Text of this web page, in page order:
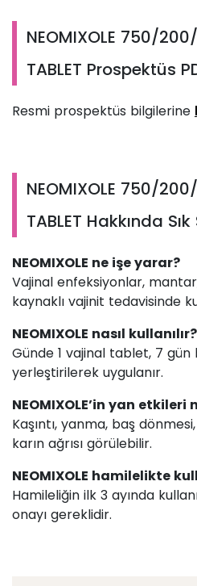
NEOMIXOLE 750/
TABLET Prospektüs
Resmi prospektüs bilgilerine
NEOMIXOLE 750/
TABLET Hakkında
NEOMIXOLE ne işe yarar?
Vajinal enfeksiyonlar,
kaynaklı vajinit tedavisinde
NEOMIXOLE nasıl kullanılır?
Günde 1 vajinal tablet, 7
yerleştirilerek uygulanır.
NEOMIXOLE’in yan etkileri
Kaşıntı, yanma, baş
karın ağrısı görülebilir.
NEOMIXOLE hamilelikte
Hamileliğin ilk 3 ayında
onayı gereklidir.